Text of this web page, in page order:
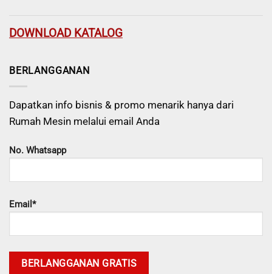
DOWNLOAD KATALOG
BERLANGGANAN
Dapatkan info bisnis & promo menarik hanya dari
Rumah Mesin melalui email Anda
No. Whatsapp
Email*